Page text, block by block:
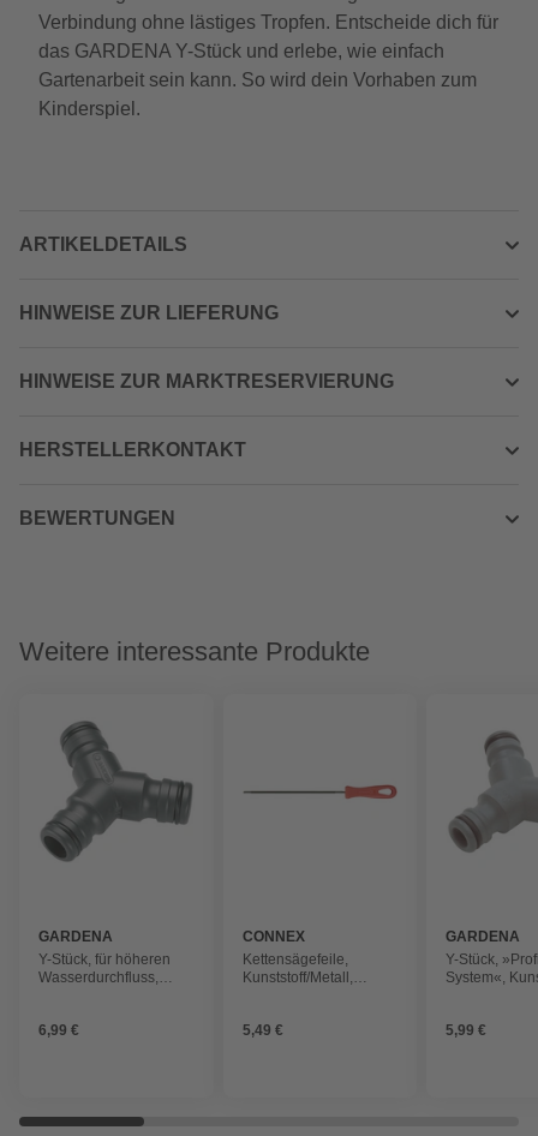
Verbindung ohne lästiges Tropfen. Entscheide dich für
das GARDENA Y-Stück und erlebe, wie einfach
Gartenarbeit sein kann. So wird dein Vorhaben zum
Kinderspiel.
ARTIKELDETAILS
HINWEISE ZUR LIEFERUNG
HINWEISE ZUR MARKTRESERVIERUNG
HERSTELLERKONTAKT
BEWERTUNGEN
Weitere interessante Produkte
GARDENA
Y-Stück, für höheren
Wasserdurchfluss,
6,99 €
CONNEX
Kettensägefeile,
Kunststoff/Metall,
5,49 €
GARDENA
Y-Stück,
System«,
5,99 €